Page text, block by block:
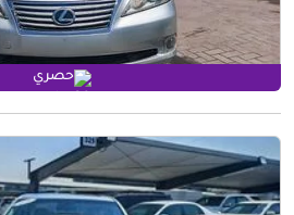
حصري